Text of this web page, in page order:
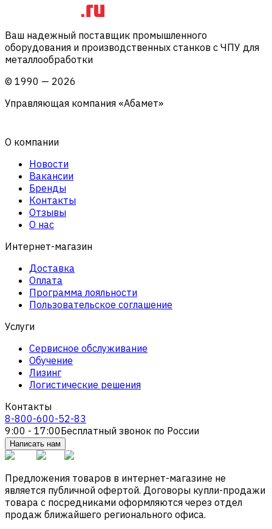
Ваш надежный поставщик промышленного
оборудования и производственных станков с ЧПУ для
металлообработки
© 1990 — 2026
Управляющая компания «Абамет»
О компании
Новости
Вакансии
Бренды
Контакты
Отзывы
О нас
Интернет-магазин
Доставка
Оплата
Программа лояльности
Пользовательское соглашение
Услуги
Сервисное обслуживание
Обучение
Лизинг
Логистические решения
Контакты
8-800-600-52-83
9:00 - 17:00Бесплатный звонок по России
Написать нам
Предложения товаров в интернет-магазине не
является публичной офертой. Договоры купли-продажи
товара с посредниками оформляются через отдел
продаж ближайшего регионального офиса.